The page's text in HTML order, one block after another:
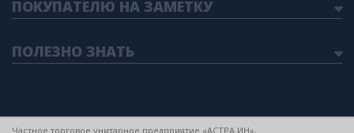
ПОКУПАТЕЛЮ НА ЗАМЕТКУ
ПОЛЕЗНО ЗНАТЬ
Частное торговое унитарное предприятие «АСТРА ИН»,